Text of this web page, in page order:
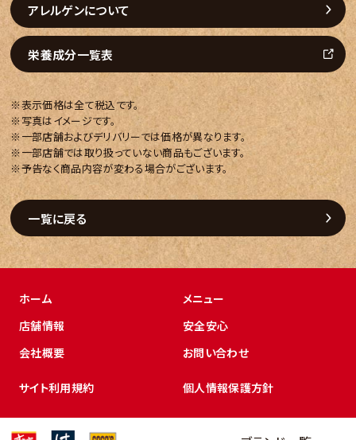
アレルゲンについて
栄養成分一覧表
※表示価格は全て税込です。
※写真はイメージです。
※一部店舗およびデリバリーでは価格が異なります。
※一部店舗では取り扱っていない商品もございます。
※予告なく商品内容が変わる場合がございます。
一覧に戻る
ホーム
メニュー
店舗情報
安全安心
会社概要
お問い合わせ
サイト利用規約 個人情報保護方針